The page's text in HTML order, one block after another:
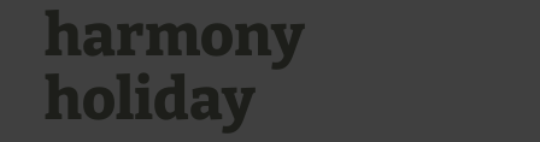
harmony
holiday